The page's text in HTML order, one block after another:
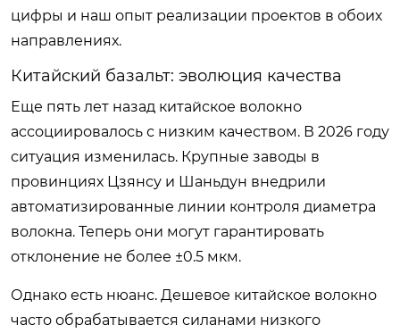
цифры и наш опыт реализации проектов в обоих
направлениях.
Китайский базальт: эволюция качества
Еще пять лет назад китайское волокно
ассоциировалось с низким качеством. В 2026 году
ситуация изменилась. Крупные заводы в
провинциях Цзянсу и Шаньдун внедрили
автоматизированные линии контроля диаметра
волокна. Теперь они могут гарантировать
отклонение не более ±0.5 мкм.
Однако есть нюанс. Дешевое китайское волокно
часто обрабатывается силанами низкого